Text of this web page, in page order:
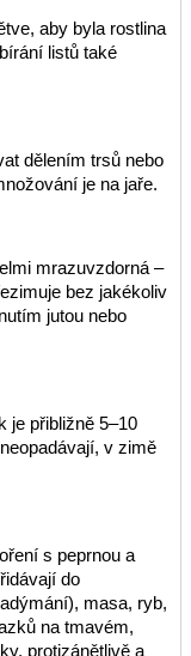
aby byla rostlina
listů také
dělením trsů nebo
je na jaře.
mrazuvzdorná –
bez jakékoliv
jutou nebo
je přibližně 5–10
v zimě
s peprnou a
do
masa, ryb,
na tmavém,
protizánětlivě a